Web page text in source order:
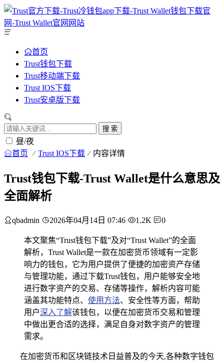
首页
Trust钱包下载
Trust移动端下载
Trust IOS下载
Trust安卓版下载
搜 索
昼/夜
首页 Trust IOS下载 内容详情
Trust钱包下载-Trust Wallet是什么意思及
全面解析
qbadmin 2026年04月14日 07:46 1.2K 0
本文聚焦“Trust钱包下载”及对“Trust Wallet”的全面
解析，Trust Wallet是一款在加密货币领域有一定影
响力的钱包，它为用户提供了便捷的加密资产存储
与管理功能，通过下载Trust钱包，用户能够安全地
进行数字资产的交易、存储等操作，解析内容可能
涵盖其功能特点、 使用方法、安全性等方面，帮助
用户深入了解该钱包，以便在加密货币交易和管理
中做出更合适的选择，满足自身对数字资产的管理
需求。
在加密货币和区块链技术日益普及的今天,各种数字钱包